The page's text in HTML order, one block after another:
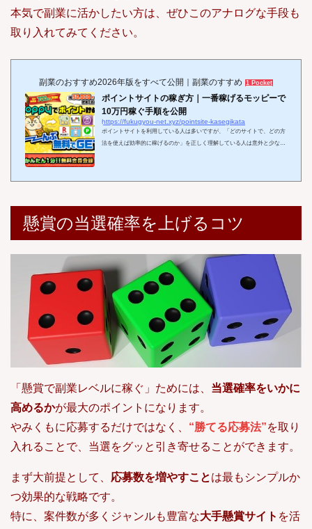
本気で副業に活かしたい方は、ぜひこのアナログな手段も
取り入れてみてください。
副業のおすすめ2026年版をすべて公開｜副業のすすめ 1 Pocket
ポイントサイトの稼ぎ方｜一番稼げるモッピーで
10万円稼ぐ手順を公開
https://fukugyou-net.xyz/pointsite-kasegikata
ポイントサイトを利用している人は多いですが、「どのサイトで、どの方
法を使えば効率的に稼げるのか」を正しく理解している人は意外と少ない
10万円以上の獲得も夢ではありません...
懸賞の当選確率を上げるコツ
「懸賞で副業レベルに稼ぐ」ためには、 当選確率をいかに
高めるかが最大のポイントになります。
やみくもに応募するだけではなく、 “勝てる応募法”を取り
入れることで、当選をグッと引き寄せることができます。
まず大前提として、 応募数を増やすことは最もシンプルか
つ効果的な戦略です。
特に、案件数が多くジャンルも豊富な大手懸賞サイト を活